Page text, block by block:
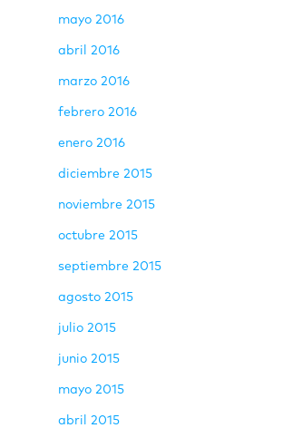
mayo 2016
abril 2016
marzo 2016
febrero 2016
enero 2016
diciembre 2015
noviembre 2015
octubre 2015
septiembre 2015
agosto 2015
julio 2015
junio 2015
mayo 2015
abril 2015